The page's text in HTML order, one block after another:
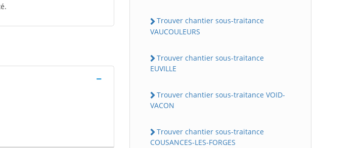
Trouver chantier sous-traitance
VAUCOULEURS
Trouver chantier sous-traitance
EUVILLE
Trouver chantier sous-traitance VOID-
VACON
Trouver chantier sous-traitance
COUSANCES-LES-FORGES